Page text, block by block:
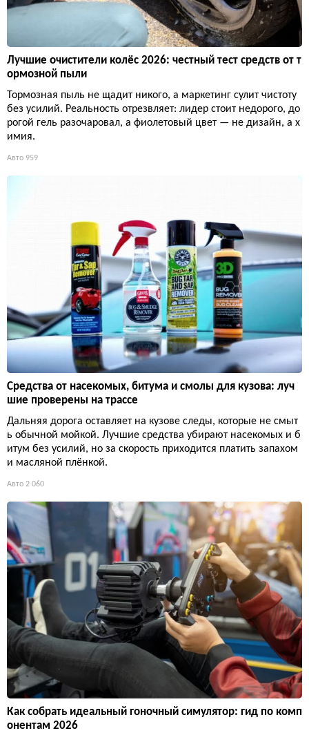
Лучшие очистители колёс 2026: честный тест средств от т
ормозной пыли
Тормозная пыль не щадит никого, а маркетинг сулит чистоту
без усилий. Реальность отрезвляет: лидер стоит недорого, до
рогой гель разочаровал, а фиолетовый цвет — не дизайн, а х
имия.
Авто 959
Средства от насекомых, битума и смолы для кузова: луч
шие проверены на трассе
Дальняя дорога оставляет на кузове следы, которые не смыт
ь обычной мойкой. Лучшие средства убирают насекомых и б
итум без усилий, но за скорость приходится платить запахом
и масляной плёнкой.
Авто 2 060
Как собрать идеальный гоночный симулятор: гид по комп
онентам 2026